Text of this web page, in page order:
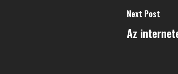
Next Post
Az